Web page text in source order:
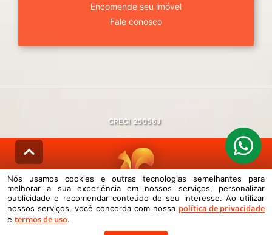
Encomende seu imóvel
Fale conosco
CRECI 25056J
© DESENVOLVIDO PELAAGIL.NET
Nós usamos cookies e outras tecnologias semelhantes para melhorar a
sua experiência em nossos serviços, personalizar publicidade e
Nós usamos cookies e outras tecnologias semelhantes para
melhorar a sua experiência em nossos serviços, personalizar
publicidade e recomendar conteúdo de seu interesse. Ao utilizar
nossos serviços, você concorda com nossa política de privacidade
e termos de uso.